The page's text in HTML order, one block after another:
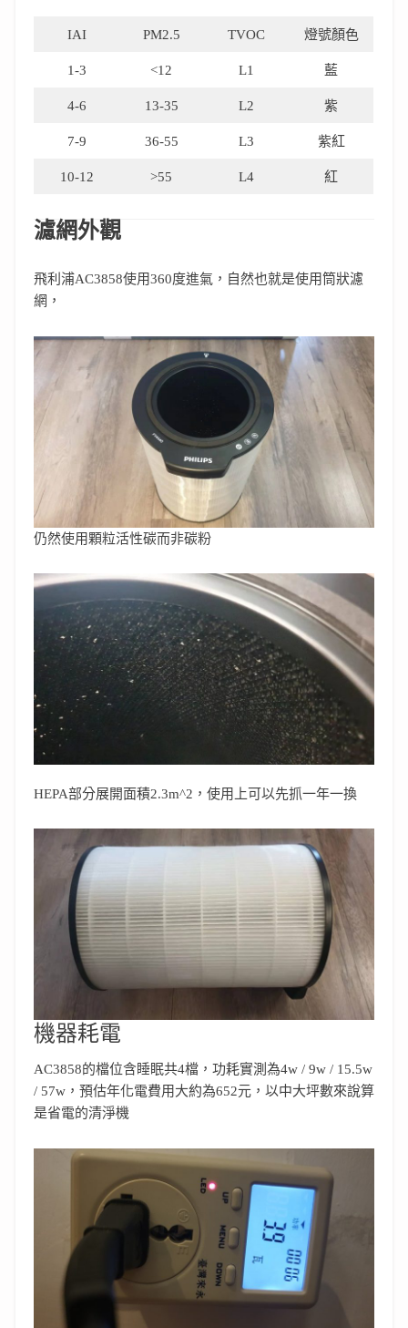
IAI PM2.5 TVOC 燈號顏色
1-3 <12 L1 藍
4-6 13-35 L2 紫
7-9 36-55 L3 紫紅
10-12 >55 L4 紅
濾網外觀
飛利浦AC3858使用360度進氣，自然也就是使用筒狀濾
網，
仍然使用顆粒活性碳而非碳粉
HEPA部分展開面積2.3m^2，使用上可以先抓一年一換
機器耗電
AC3858的檔位含睡眠共4檔，功耗實測為4w / 9w / 15.5w
/ 57w，預估年化電費用大約為652元，以中大坪數來說算
是省電的清淨機